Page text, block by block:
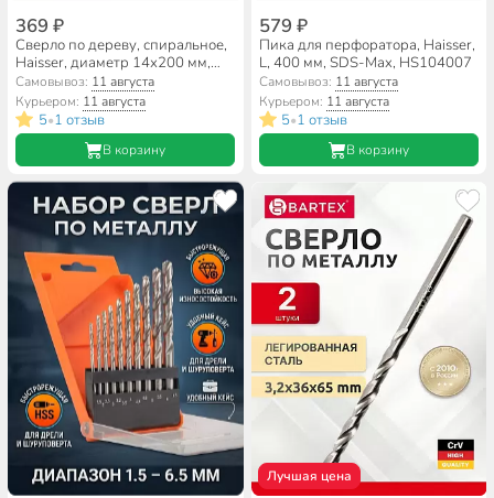
369 ₽
Сверло по дереву, спиральное,
Haisser, диаметр 14х200 мм,
шестигранник, HS103403
Самовывоз: 11 августа
Курьером: 11 августа
5•1 отзыв
В корзину
579 ₽
Пика для перфоратора, Haisser,
L, 400 мм, SDS-Max, HS104007
Самовывоз: 11 августа
Курьером: 11 августа
5•1 отзыв
В корзину
Лучшая цена